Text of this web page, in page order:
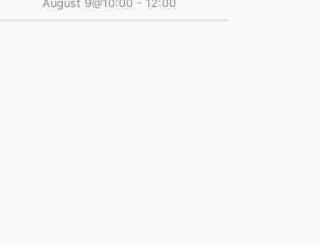
August 9@10:00- 12:00